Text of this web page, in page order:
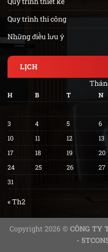
Quy trình thi công
Những điều lưu ý
LỊCH
H B T N
3
4 5 6
10
11 12 13
17
18 19 20
24
25 26 27
31
« Th2
Copyright 2026 © CÔNG TY
-